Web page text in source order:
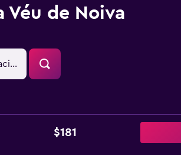
Véu de Noiva
$181